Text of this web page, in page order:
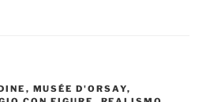
, MUSÉE D'ORSAY,